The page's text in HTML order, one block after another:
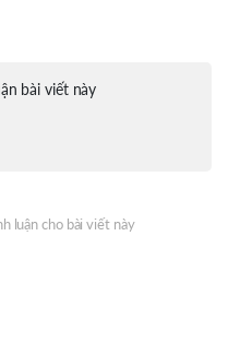
bài viết này
luận cho bài viết này